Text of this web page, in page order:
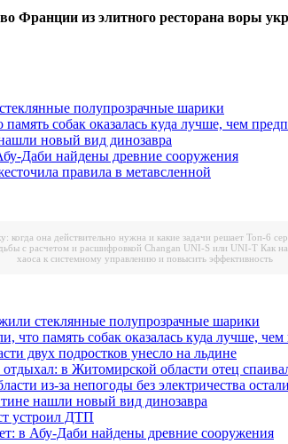
во Франции из элитного ресторана воры
полупрозрачные шарики
собак оказалась куда лучше, чем
новый вид динозавра
Даби найдены древние сооружения
правила в метавсленной
когда она действительно нужна и какие задачи решает Топ-6
с расчетом и расшифровкой Changan UNI-S или UNI-T Как
хаоса к системному управлению и повысить эффективность
стеклянные полупрозрачные шарики
что память собак оказалась куда лучше, чем
двух подростков унесло на льдине
в Житомирской области отец
из-за непогоды без электричества
нашли новый вид динозавра
устроил ДТП
в Абу-Даби найдены древние сооружения